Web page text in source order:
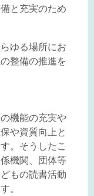
と充実のため
ゆる場所にお
整備の推進を
機能の充実や
や資質向上と
。そうしたこ
機関、団体等
もの読書活動
。